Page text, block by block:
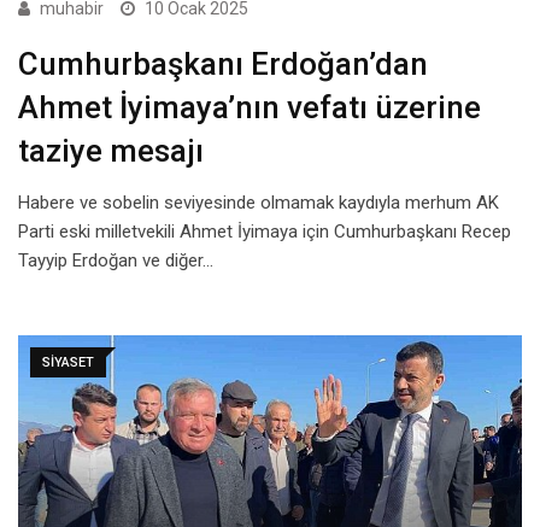
muhabir 10 Ocak 2025
Cumhurbaşkanı Erdoğan’dan
Ahmet İyimaya’nın vefatı üzerine
taziye mesajı
Habere ve sobelin seviyesinde olmamak kaydıyla merhum AK
Parti eski milletvekili Ahmet İyimaya için Cumhurbaşkanı Recep
Tayyip Erdoğan ve diğer…
SIYASET